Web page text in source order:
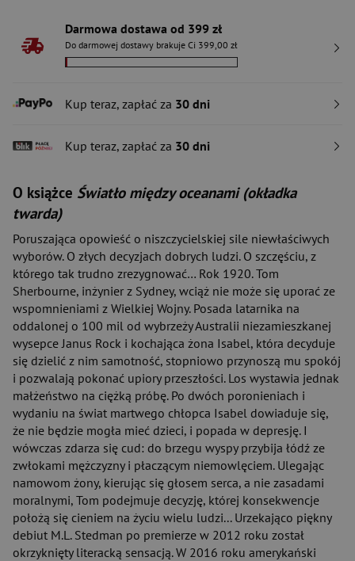
Darmowa dostawa od 399 zł
Do darmowej dostawy brakuje Ci 399,00 zł
Kup teraz, zapłać za 30 dni
Kup teraz, zapłać za 30 dni
O książce Światło między oceanami (okładka
twarda)
Poruszająca opowieść o niszczycielskiej sile niewłaściwych
wyborów. O złych decyzjach dobrych ludzi. O szczęściu, z
którego tak trudno zrezygnować… Rok 1920. Tom
Sherbourne, inżynier z Sydney, wciąż nie może się uporać ze
wspomnieniami z Wielkiej Wojny. Posada latarnika na
oddalonej o 100 mil od wybrzeży Australii niezamieszkanej
wysepce Janus Rock i kochająca żona Isabel, która decyduje
się dzielić z nim samotność, stopniowo przynoszą mu spokój
i pozwalają pokonać upiory przeszłości. Los wystawia jednak
małżeństwo na ciężką próbę. Po dwóch poronieniach i
wydaniu na świat martwego chłopca Isabel dowiaduje się,
że nie będzie mogła mieć dzieci, i popada w depresję. I
wówczas zdarza się cud: do brzegu wyspy przybija łódź ze
zwłokami mężczyzny i płaczącym niemowlęciem. Ulegając
namowom żony, kierując się głosem serca, a nie zasadami
moralnymi, Tom podejmuje decyzję, której konsekwencje
położą się cieniem na życiu wielu ludzi... Urzekająco piękny
debiut M.L. Stedman po premierze w 2012 roku został
okrzyknięty literacką sensacją. W 2016 roku amerykański